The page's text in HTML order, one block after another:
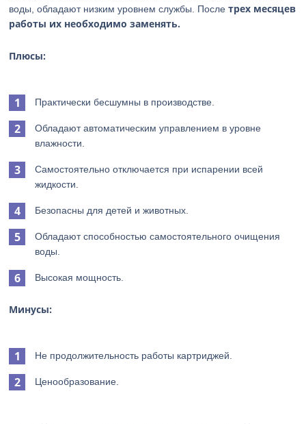
воды, обладают низким уровнем службы. Послетрех месяцев
работы их необходимо заменять.
Плюсы:
Практически бесшумны в производстве.
Обладают автоматическим управлением в уровне
влажности.
Самостоятельно отключается при испарении всей
жидкости.
Безопасны для детей и животных.
Обладают способностью самостоятельного очищения
воды.
Высокая мощность.
Минусы:
Не продолжительность работы картриджей.
Ценообразование.